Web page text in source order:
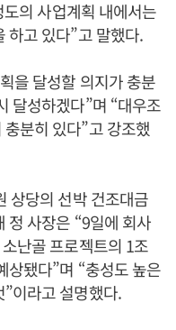
의 사업계획 내에서는
하고 있다”고 말했다.
을 달성할 의지가 충분
달성하겠다”며 “대우조
분히 있다”고 강조했
상당의 선박 건조대금
정 사장은 “9일에 회사
난골 프로젝트의 1조
상됐다”며 “충성도 높은
이라고 설명했다.